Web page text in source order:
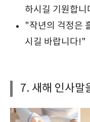
하시길 기원합니
"작년의 걱정은
시길 바랍니다!"
7. 새해 인사말